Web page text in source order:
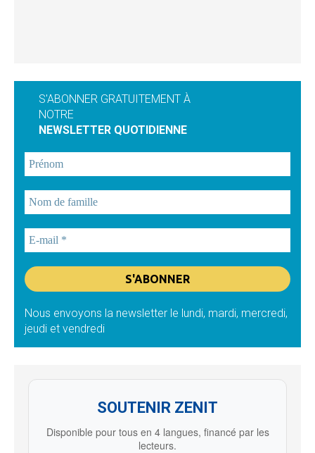
S'ABONNER GRATUITEMENT À
NOTRE
NEWSLETTER QUOTIDIENNE
Nous envoyons la newsletter le lundi, mardi, mercredi,
jeudi et vendredi
SOUTENIR ZENIT
Disponible pour tous en 4 langues, financé par les
lecteurs.